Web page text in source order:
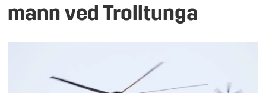
mann ved Trolltunga